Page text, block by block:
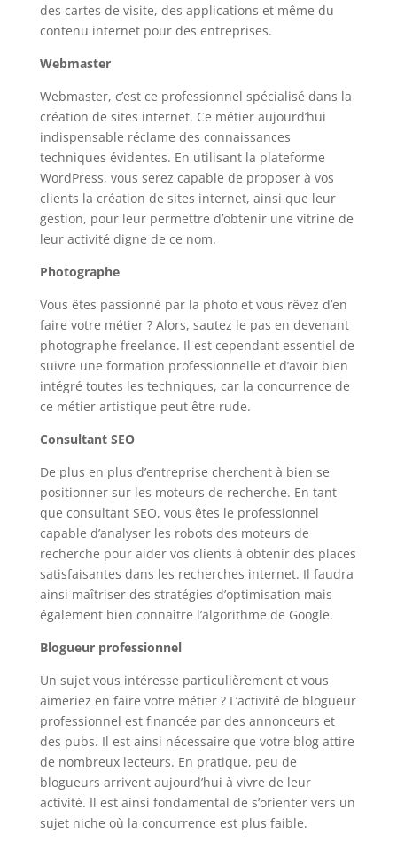
des cartes de visite, des applications et même du
contenu internet pour des entreprises.
Webmaster
Webmaster, c’est ce professionnel spécialisé dans la
création de sites internet. Ce métier aujourd’hui
indispensable réclame des connaissances
techniques évidentes. En utilisant la plateforme
WordPress, vous serez capable de proposer à vos
clients la création de sites internet, ainsi que leur
gestion, pour leur permettre d’obtenir une vitrine de
leur activité digne de ce nom.
Photographe
Vous êtes passionné par la photo et vous rêvez d’en
faire votre métier ? Alors, sautez le pas en devenant
photographe freelance. Il est cependant essentiel de
suivre une formation professionnelle et d’avoir bien
intégré toutes les techniques, car la concurrence de
ce métier artistique peut être rude.
Consultant SEO
De plus en plus d’entreprise cherchent à bien se
positionner sur les moteurs de recherche. En tant
que consultant SEO, vous êtes le professionnel
capable d’analyser les robots des moteurs de
recherche pour aider vos clients à obtenir des places
satisfaisantes dans les recherches internet. Il faudra
ainsi maîtriser des stratégies d’optimisation mais
également bien connaître l’algorithme de Google.
Blogueur professionnel
Un sujet vous intéresse particulièrement et vous
aimeriez en faire votre métier ? L’activité de blogueur
professionnel est financée par des annonceurs et
des pubs. Il est ainsi nécessaire que votre blog attire
de nombreux lecteurs. En pratique, peu de
blogueurs arrivent aujourd’hui à vivre de leur
activité. Il est ainsi fondamental de s’orienter vers un
sujet niche où la concurrence est plus faible.